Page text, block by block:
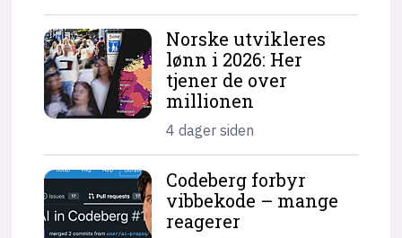
Norske utvikleres
lønn i 2026: Her
tjener de over
millionen
4 dager siden
Codeberg forbyr
vibbekode – mange
reagerer